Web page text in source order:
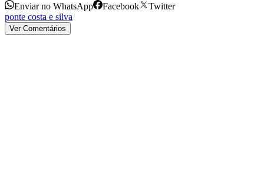
Enviar no WhatsApp Facebook
Twitter
ponte costa e silva
Ver Comentários